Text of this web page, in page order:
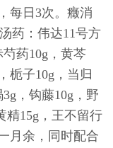
每日3次。癥消
药：伟达11号方
药10g，黄芩
栀子10g，当归
，钩藤10g，野
精15g，王不留行
月余，同时配合